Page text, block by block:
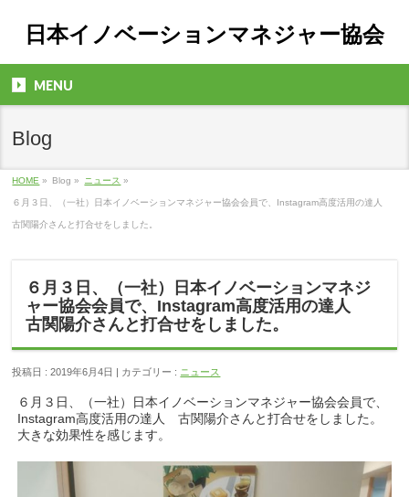
日本イノベーションマネジャー協会
MENU
Blog
HOME » Blog » ニュース »
６月３日、（一社）日本イノベーションマネジャー協会会員で、Instagram高度活用の達人
古関陽介さんと打合せをしました。
６月３日、（一社）日本イノベーションマネジ
ャー協会会員で、Instagram高度活用の達人
古関陽介さんと打合せをしました。
投稿日 : 2019年6月4日 | カテゴリー : ニュース
６月３日、（一社）日本イノベーションマネジャー協会会員で、
Instagram高度活用の達人 古関陽介さんと打合せをしました。
大きな効果性を感じます。